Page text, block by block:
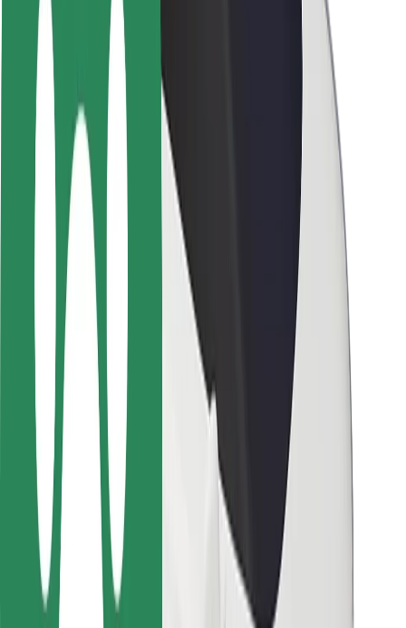
მედია
ურბანული ფონდი
უსაფრთხოება
მგზავრების უსაფრთხოება
მძღოლების უსაფრთხოება
სკუტერის უსაფრთხოება
უსაფრთხოება
ქალაქები
ლოკაციები
ქალაქი უკეთესობისკენ
აეროპორტები
Bolt-ის დასატენი სადგური
მხარდაჭერა
მგზავრებისთვის
მძღოლებისთვის
კურიერებისთვის
Bolt Food
ავტოპარკის მფლობელებისთვის
რესტორნებისთვის